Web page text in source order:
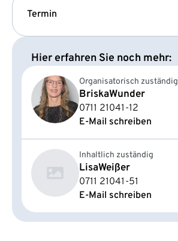
Termin
Hier erfahren Sie noch mehr:
Organisatorisch zuständig
BriskaWunder
0711 21041-12
E-Mail schreiben
Inhaltlich zuständig
LisaWeißer
0711 21041-51
E-Mail schreiben